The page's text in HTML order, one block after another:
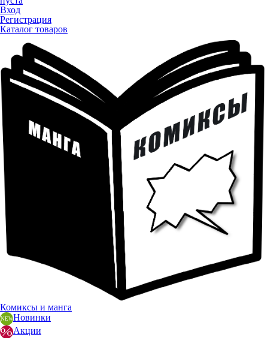
Вход
Регистрация
Каталог товаров
Комиксы и манга
Новинки
Акции